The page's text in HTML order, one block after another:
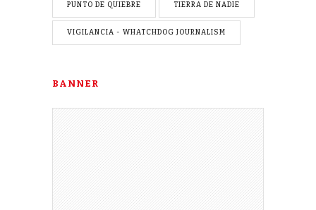
PUNTO DE QUIEBRE TIERRA DE NADIE
VIGILANCIA - WHATCHDOG JOURNALISM
BANNER